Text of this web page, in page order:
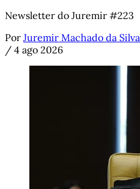
Newsletter do Juremir #223
Por Juremir Machado da Silva
/ 4 ago 2026